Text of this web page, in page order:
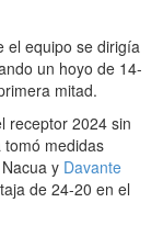
el equipo se dirigía
un hoyo de 14-
mitad.
receptor 2024 sin
medidas
y Davante
de 24-20 en el